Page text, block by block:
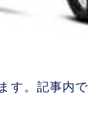
す。記事内